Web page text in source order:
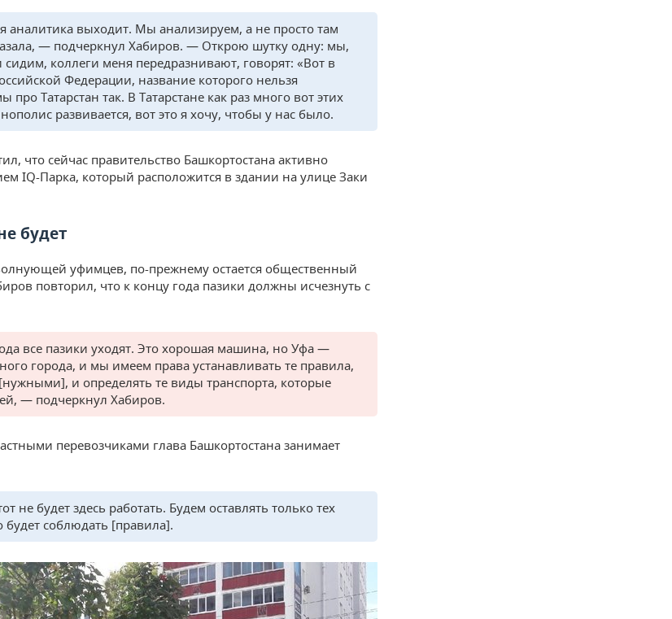
аналитика выходит. Мы анализируем, а не просто там
— подчеркнул Хабиров. — Открою шутку одну: мы,
сидим, коллеги меня передразнивают, говорят: «Вот в
Федерации, название которого нельзя
про Татарстан так. В Татарстане как раз много вот этих
развивается, вот это я хочу, чтобы у нас было.
что сейчас правительство Башкортостана активно
IQ-Парка, который расположится в здании на улице Заки
будет
уфимцев, по-прежнему остается общественный
повторил, что к концу года пазики должны исчезнуть с
все пазики уходят. Это хорошая машина, но Уфа —
города, и мы имеем права устанавливать те правила,
и определять те виды транспорта, которые
— подчеркнул Хабиров.
перевозчиками глава Башкортостана занимает
не будет здесь работать. Будем оставлять только тех
будет соблюдать [правила].